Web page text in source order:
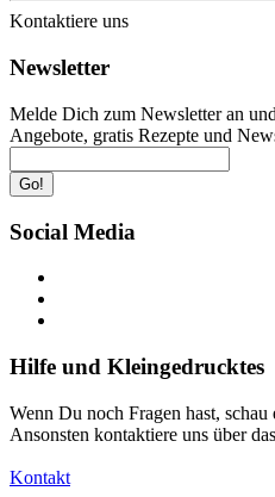
Kontaktiere uns
Newsletter
Melde Dich zum Newsletter an
Angebote, gratis Rezepte und
Go!
Social Media
Hilfe und Kleingedrucktes
Wenn Du noch Fragen hast,
Ansonsten kontaktiere uns über
Kontakt